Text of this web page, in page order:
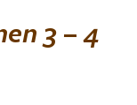
3 – 4